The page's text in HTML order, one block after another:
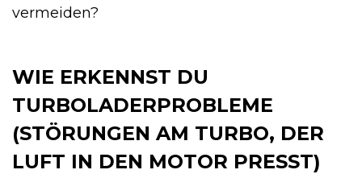
vermeiden?
WIE ERKENNST DU
TURBOLADERPROBLEME
(STÖRUNGEN AM TURBO, DER
LUFT IN DEN MOTOR PRESST)